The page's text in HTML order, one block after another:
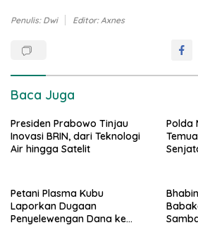
Penulis: Dwi Editor: Axnes
Baca Juga
Presiden Prabowo Tinjau
Inovasi BRIN, dari Teknologi
Air hingga Satelit
Polda
Petani Plasma Kubu
Laporkan Dugaan
Penyelewengan Dana ke